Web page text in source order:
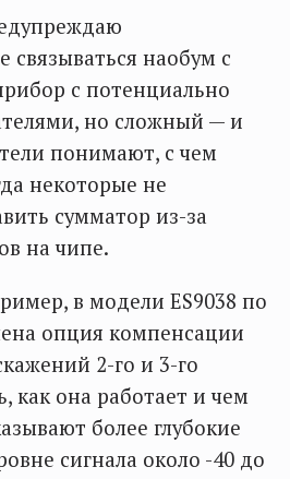
связываться наобум с
с потенциально
но сложный — и
понимают, с чем
некоторые не
сумматор из-за
на чипе.
в модели ES9038 по
опция компенсации
2-го и 3-го
как она работает и чем
более глубокие
сигнала около -40 до